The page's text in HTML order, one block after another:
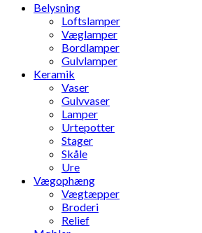
Belysning
Loftslamper
Væglamper
Bordlamper
Gulvlamper
Keramik
Vaser
Gulvvaser
Lamper
Urtepotter
Stager
Skåle
Ure
Vægophæng
Vægtæpper
Broderi
Relief